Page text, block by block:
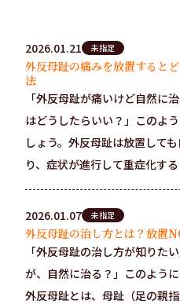
2026.01.21 未指定
外反母趾の痛みを放置すると
法
「外反母趾が痛いけど自然に
はどうしたらいい？」このよ
しょう。外反母趾は放置して
り、症状が進行して重症化す
2026.01.07 未指定
外反母趾の治し方とは？放置
「外反母趾の治し方が知りた
が、自然に治る？」このよう
外反母趾とは、母趾（足の親